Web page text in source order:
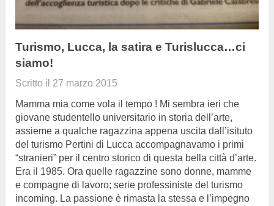
Turismo, Lucca, la satira e Turislucca…ci
siamo!
Scritto il 27 marzo 2015
Mamma mia come vola il tempo ! Mi sembra ieri che
giovane studentello universitario in storia dell’arte,
assieme a qualche ragazzina appena uscita dall’isituto
del turismo Pertini di Lucca accompagnavamo i primi
“stranieri” per il centro storico di questa bella città d’arte.
Era il 1985. Ora quelle ragazzine sono donne, mamme
e compagne di lavoro; serie professiniste del turismo
incoming. La passione è rimasta la stessa e l’impegno